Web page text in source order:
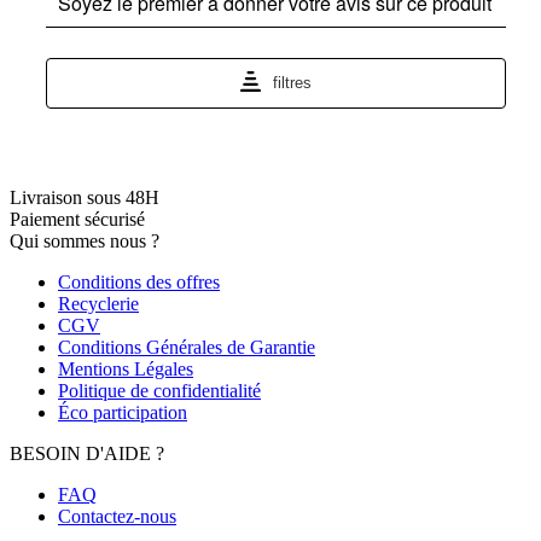
Livraison sous 48H
Paiement sécurisé
Qui sommes nous ?
Conditions des offres
Recyclerie
CGV
Conditions Générales de Garantie
Mentions Légales
Politique de confidentialité
Éco participation
BESOIN D'AIDE ?
FAQ
Contactez-nous